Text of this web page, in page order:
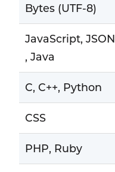
Bytes (UTF-8)
JavaScript, JSON
, Java
C, C++, Python
CSS
PHP, Ruby